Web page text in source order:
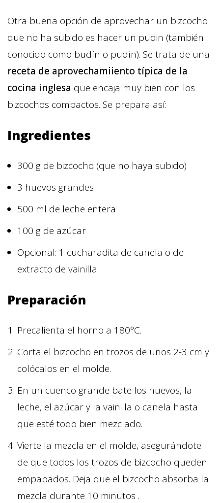
Otra buena opción de aprovechar un bizcocho
que no ha subido es hacer un pudin (también
conocido como budín o pudín). Se trata de una
receta de aprovechamiiento típica de la
cocina inglesa que encaja muy bien con los
bizcochos compactos. Se prepara así:
Ingredientes
300 g de bizcocho (que no haya subido)
3 huevos grandes
500 ml de leche entera
100 g de azúcar
Opcional: 1 cucharadita de canela o de
extracto de vainilla
Preparación
Precalienta el horno a 180°C.
Corta el bizcocho en trozos de unos 2-3 cm y
colócalos en el molde.
En un cuenco grande bate los huevos, la
leche, el azúcar y la vainilla o canela hasta
que esté todo bien mezclado.
Vierte la mezcla en el molde, asegurándote
de que todos los trozos de bizcocho queden
empapados. Deja que el bizcocho absorba la
mezcla durante 10 minutos .